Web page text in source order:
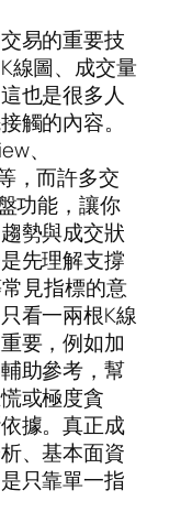
易的重要技
線圖、成交量
也是很多人
觸的內容。
、
，而許多交
功能，讓你
勢與成交狀
先理解支撐
見指標的意
看一兩根K線
要，例如加
助參考，幫
或極度貪
據。真正成
、基本面資
只靠單一指